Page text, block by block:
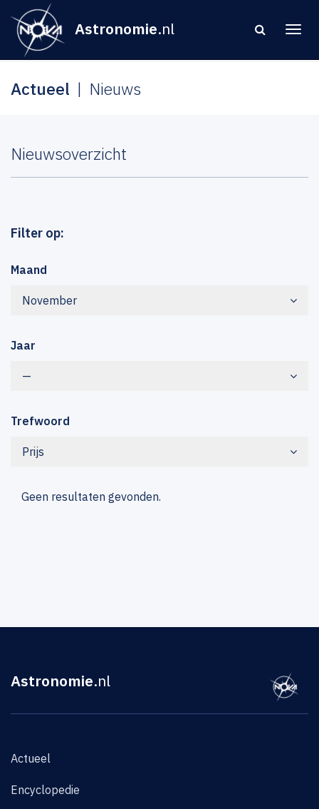
Astronomie.nl
Actueel Nieuws
Nieuwsoverzicht
Filter op:
Maand
November
Jaar
—
Trefwoord
Prijs
Geen resultaten gevonden.
Astronomie.nl
Actueel
Encyclopedie